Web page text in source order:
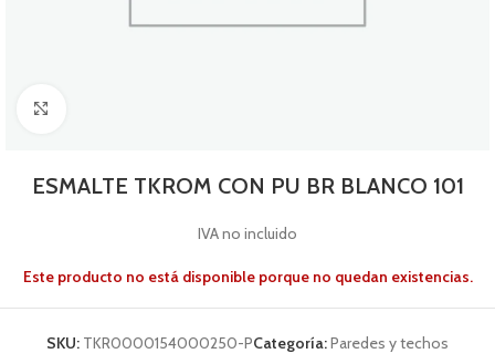
ESMALTE TKROM CON PU BR BLANCO 101
IVA no incluido
Este producto no está disponible porque no quedan existencias.
SKU: TKR0000154000250-PCategoría:Paredes y techos